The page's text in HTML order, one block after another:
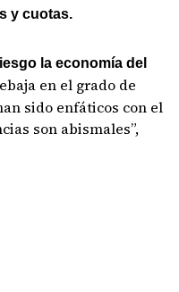
y cuotas.
la economía del
en el grado de
sido enfáticos con el
son abismales”,